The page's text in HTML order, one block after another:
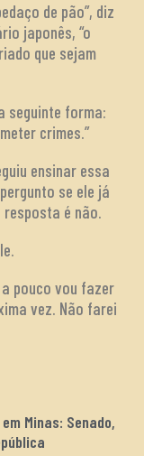
de pão”, diz
japonês, “o
que sejam
seguinte forma:
crimes.”
ensinar essa
se ele já
é não.
pouco vou fazer
vez. Não farei
Minas: Senado,